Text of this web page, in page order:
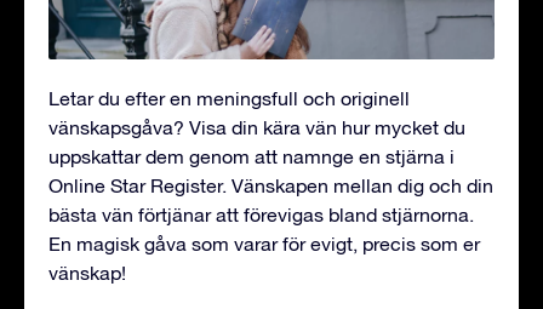
Letar du efter en meningsfull och originell
vänskapsgåva? Visa din kära vän hur mycket du
uppskattar dem genom att namnge en stjärna i
Online Star Register. Vänskapen mellan dig och din
bästa vän förtjänar att förevigas bland stjärnorna.
En magisk gåva som varar för evigt, precis som er
vänskap!